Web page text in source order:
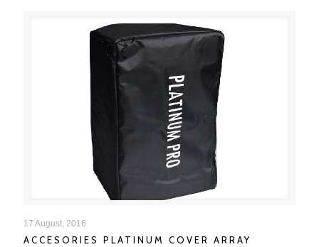
ACCESORIES PLATINUM COVER ARRAY 1000/800
17 August, 2016
ACCESORIES PLATINUM COVER ARRAY